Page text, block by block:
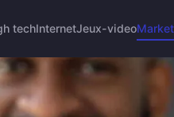
techInternetJeux-video